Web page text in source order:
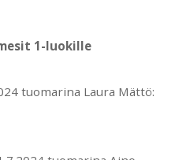
1-luokille
tuomarina Laura Mättö: